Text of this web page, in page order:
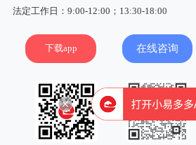
法定工作日：9:00-12:00；13:30-18:00
下载app 在线咨询